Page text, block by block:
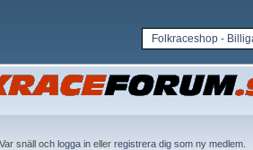
Folkraceshop -
. Var snäll och logga in eller registrera dig som ny medlem